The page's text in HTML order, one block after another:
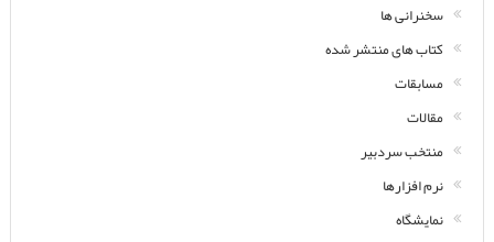
سخنرانی ها
کتاب های منتشر شده
مسابقات
مقالات
منتخب سردبیر
نرم افزارها
نمایشگاه